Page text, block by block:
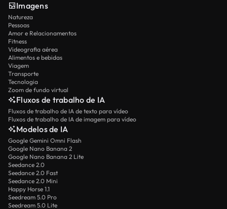
Imagens
Natureza
Pessoas
Amor e Relacionamentos
Fitness
Videografia aérea
Alimentos e bebidas
Viagem
Transporte
Tecnologia
Zoom de fundo virtual
Fluxos de trabalho de IA
Fluxos de trabalho de IA de texto para vídeo
Fluxos de trabalho de IA de imagem para vídeo
Modelos de IA
Google Gemini Omni Flash
Google Nano Banana 2
Google Nano Banana 2 Lite
Seedance 2.0
Seedance 2.0 Fast
Seedance 2.0 Mini
Happy Horse 1.1
Seedream 5.0 Pro
Seedream 5.0 Lite